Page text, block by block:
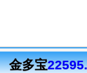
金多宝